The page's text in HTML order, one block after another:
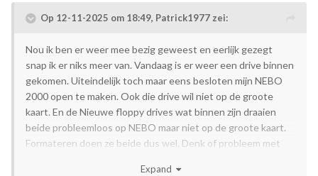
Op 12-11-2025 om 18:49, Patrick1977 zei:
Nou ik ben er weer mee bezig geweest en eerlijk gezegt
snap ik er niks meer van. Vandaag is er weer een drive binnen
gekomen. Uiteindelijk toch maar eens besloten mijn NEBO
2000 open te maken. Ook die drive wil niet op de groote
kaart. En de Nieuwe floppy drives wat binnen zijn draaien
beide probleemloos op NEBO maar niet op de groote kaart.
Formateren doen ze beide dus wel. Denk of probleem met
Expand